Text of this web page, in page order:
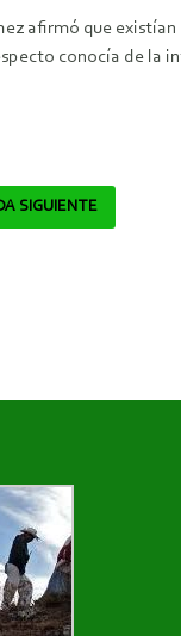
afirmó que
conocía de la
SIGUIENTE